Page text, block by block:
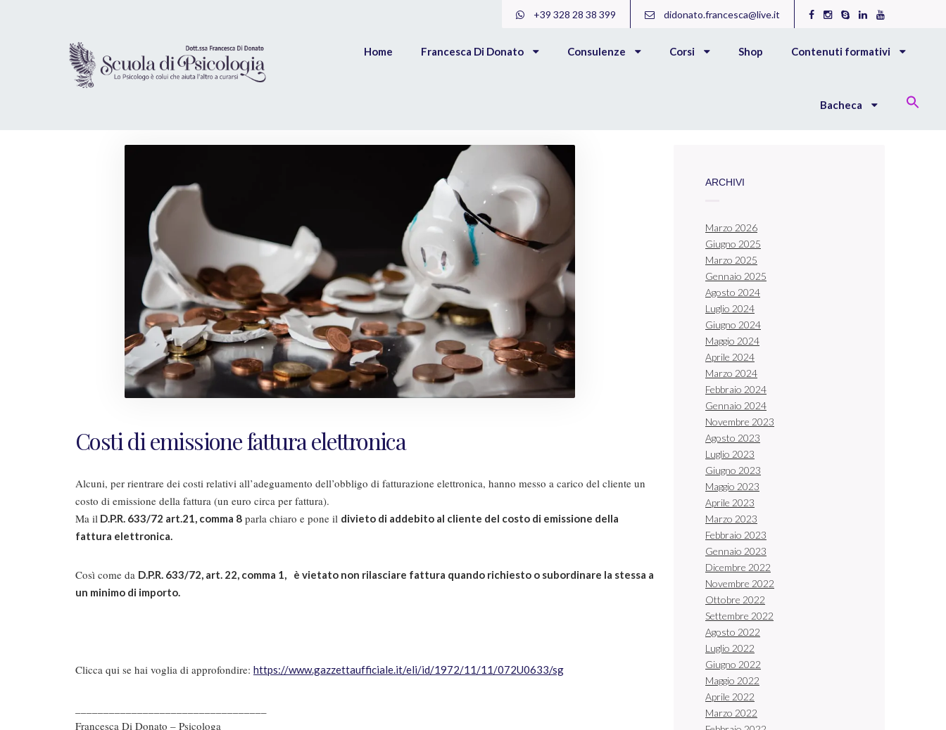
+39 328 28 38 399 didonato.francesca@live.it
Home Francesca Di Donato Consulenze Corsi Shop Contenuti formativi
Bacheca
Costi di emissione fattura elettronica
Alcuni, per rientrare dei costi relativi all’adeguamento dell’obbligo di fatturazione elettronica, hanno messo a carico del cliente un
costo di emissione della fattura (un euro circa per fattura).
Ma il D.P.R. 633/72 art.21, comma 8 parla chiaro e pone il divieto di addebito al cliente del costo di emissione della
fattura elettronica.
Così come da D.P.R. 633/72, art. 22, comma 1,
è vietato non rilasciare fattura quando richiesto o subordinare la stessa a
un minimo di importo.
Clicca qui se hai voglia di approfondire: https://www.gazzettaufficiale.it/eli/id/1972/11/11/072U0633/sg
Francesca Di Donato – Psicologa
ARCHIVI
Marzo 2026
Giugno 2025
Marzo 2025
Gennaio 2025
Agosto 2024
Luglio 2024
Giugno 2024
Maggio 2024
Aprile 2024
Marzo 2024
Febbraio 2024
Gennaio 2024
Novembre 2023
Agosto 2023
Luglio 2023
Giugno 2023
Maggio 2023
Aprile 2023
Marzo 2023
Febbraio 2023
Gennaio 2023
Dicembre 2022
Novembre 2022
Ottobre 2022
Settembre 2022
Agosto 2022
Luglio 2022
Giugno 2022
Maggio 2022
Aprile 2022
Marzo 2022